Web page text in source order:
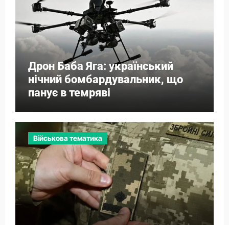
Дрон Баба Яга: український
нічний бомбардувальник, що
панує в темряві
Військова тематика